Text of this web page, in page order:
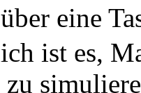
eine
ist es,
zu